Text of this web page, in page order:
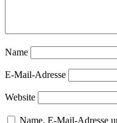
Name
E-Mail-Adresse
Website
Name, E-Mail-Adresse